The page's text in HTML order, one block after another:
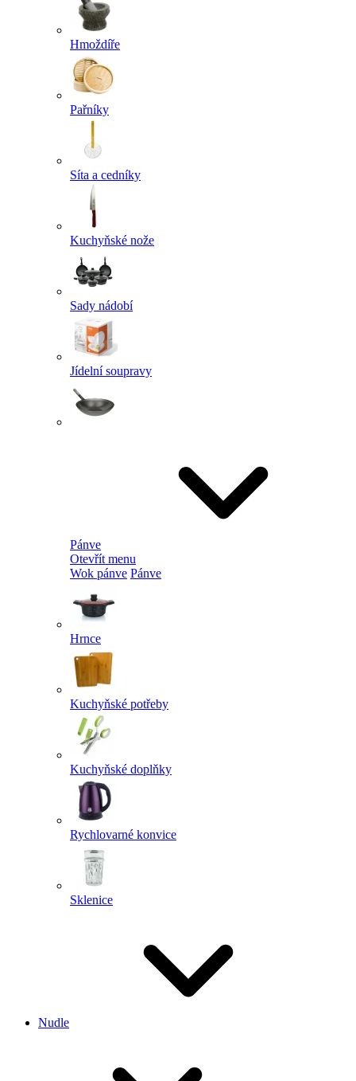
Hmoždíře
Pařníky
Síta a cedníky
Kuchyňské nože
Sady nádobí
Jídelní soupravy
Pánve
Otevřít menu
Wok pánve Pánve
Hrnce
Kuchyňské potřeby
Kuchyňské doplňky
Rychlovarné konvice
Sklenice
Nudle